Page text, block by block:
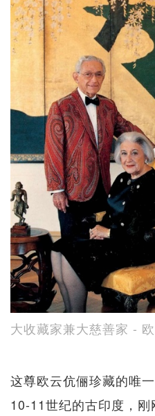
大收藏家兼大慈善家 -
这尊欧云伉俪珍藏的唯
10-11世纪的古印度，刚